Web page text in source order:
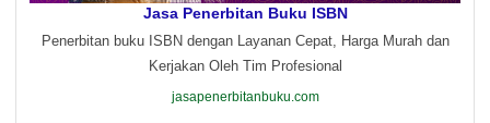
Jasa Penerbitan Buku ISBN
Penerbitan buku ISBN dengan Layanan Cepat, Harga Murah dan
Kerjakan Oleh Tim Profesional
jasapenerbitanbuku.com